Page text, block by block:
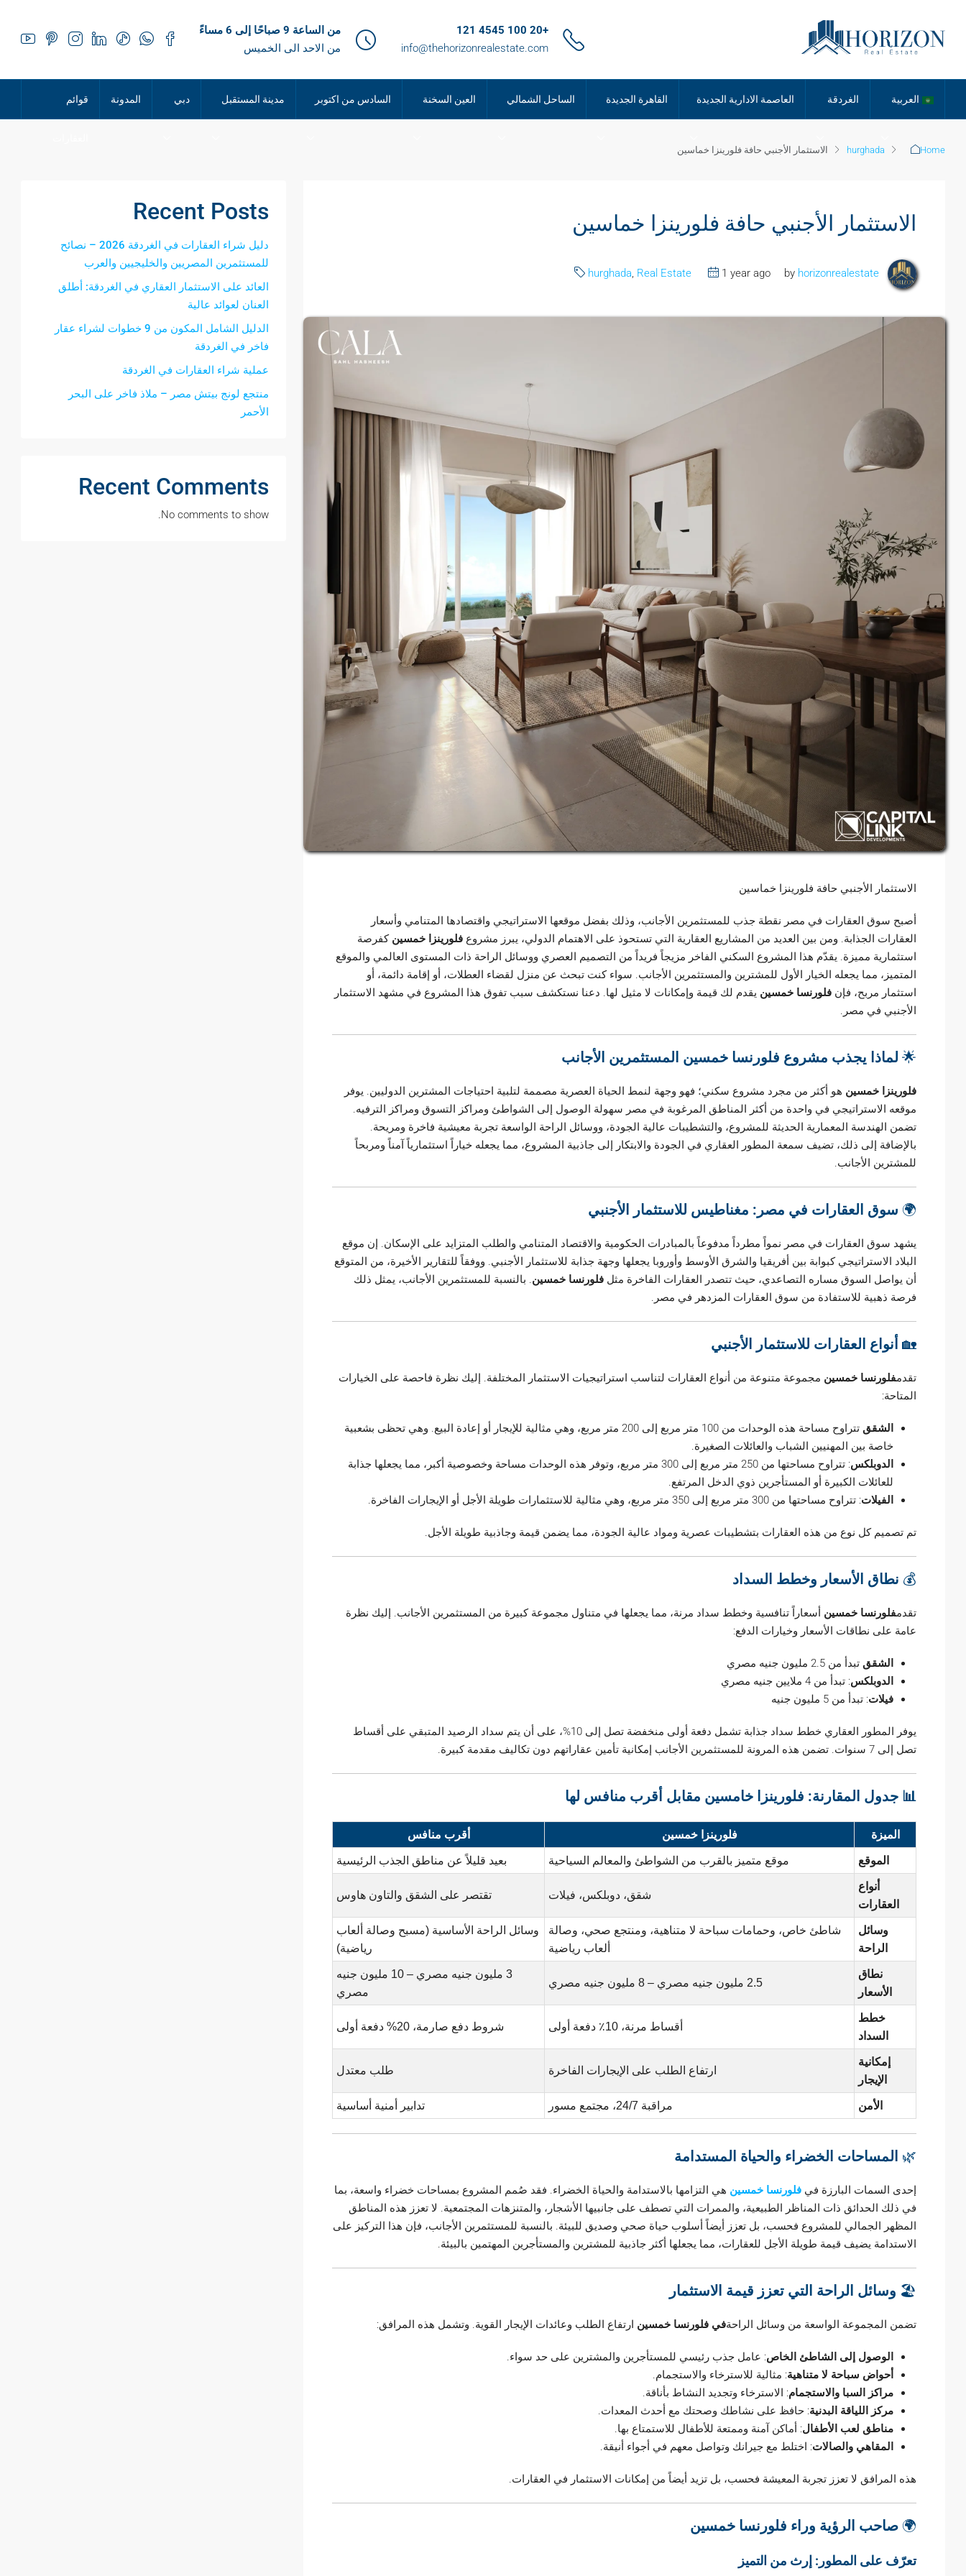
+20 100 4545 121
info@thehorizonrealestate.com
من الساعة 9 صباحًا إلى 6 مساءً
من الاحد الى الخميس
العربية الغردقة العاصمة الادارية الجديدة القاهرة الجديدة الساحل الشمالي العين السخنة السادس من اكتوبر مدينة المستقبل دبي المدونة قوائم
Home
hurghada الاستثمار الأجنبي حافة فلورينزا خماسين
الاستثمار الأجنبي حافة فلورينزا خماسين
horizonrealestate
1 year ago
hurghada, Real Estate
الاستثمار الأجنبي حافة فلورينزا خماسين
أصبح سوق العقارات في مصر نقطة جذب للمستثمرين الأجانب، وذلك بفضل موقعها الاستراتيجي واقتصادها المتنامي وأسعار
العقارات الجذابة. ومن بين العديد من المشاريع العقارية التي تستحوذ على الاهتمام الدولي، يبرز مشروع فلورينزا خمسين كفرصة
استثمارية مميزة. يقدّم هذا المشروع السكني الفاخر مزيجاً فريداً من التصميم العصري ووسائل الراحة ذات المستوى العالمي والموقع
المتميز، مما يجعله الخيار الأول للمشترين والمستثمرين الأجانب. سواء كنت تبحث عن منزل لقضاء العطلات، أو إقامة دائمة، أو
استثمار مربح، فإن فلورنسا خمسين يقدم لك قيمة وإمكانات لا مثيل لها. دعنا نستكشف سبب تفوق هذا المشروع في مشهد الاستثمار
الأجنبي في مصر.
🌟 لماذا يجذب مشروع فلورنسا خمسين المستثمرين الأجانب
فلورينزا خمسين هو أكثر من مجرد مشروع سكني؛ فهو وجهة لنمط الحياة العصرية مصممة لتلبية احتياجات المشترين الدوليين. يوفر
موقعه الاستراتيجي في واحدة من أكثر المناطق المرغوبة في مصر سهولة الوصول إلى الشواطئ ومراكز التسوق ومراكز الترفيه.
تضمن الهندسة المعمارية الحديثة للمشروع، والتشطيبات عالية الجودة، ووسائل الراحة الواسعة تجربة معيشية فاخرة ومريحة.
بالإضافة إلى ذلك، تضيف سمعة المطور العقاري في الجودة والابتكار إلى جاذبية المشروع، مما يجعله خياراً استثمارياً آمناً ومربحاً
للمشترين الأجانب.
🌍 سوق العقارات في مصر: مغناطيس للاستثمار الأجنبي
يشهد سوق العقارات في مصر نمواً مطرداً مدفوعاً بالمبادرات الحكومية والاقتصاد المتنامي والطلب المتزايد على الإسكان. إن موقع
البلاد الاستراتيجي كبوابة بين أفريقيا والشرق الأوسط وأوروبا يجعلها وجهة جذابة للاستثمار الأجنبي. ووفقاً للتقارير الأخيرة، من المتوقع
أن يواصل السوق مساره التصاعدي، حيث تتصدر العقارات الفاخرة مثل فلورنسا خمسين. بالنسبة للمستثمرين الأجانب، يمثل ذلك
فرصة ذهبية للاستفادة من سوق العقارات المزدهر في مصر.
🏡 أنواع العقارات للاستثمار الأجنبي
تقدمفلورنسا خمسين مجموعة متنوعة من أنواع العقارات لتناسب استراتيجيات الاستثمار المختلفة. إليك نظرة فاحصة على الخيارات
المتاحة:
الشقق
تتراوح مساحة هذه الوحدات من 100 متر مربع إلى 200 متر مربع، وهي مثالية للإيجار أو إعادة البيع. وهي تحظى بشعبية
خاصة بين المهنيين الشباب والعائلات الصغيرة.
الدوبلكس
: تتراوح مساحتها من 250 متر مربع إلى 300 متر مربع، وتوفر هذه الوحدات مساحة وخصوصية أكبر، مما يجعلها جذابة
للعائلات الكبيرة أو المستأجرين ذوي الدخل المرتفع.
الفيلات: تتراوح مساحتها من 300 متر مربع إلى 350 متر مربع، وهي مثالية للاستثمارات طويلة الأجل أو الإيجارات الفاخرة.
تم تصميم كل نوع من هذه العقارات بتشطيبات عصرية ومواد عالية الجودة، مما يضمن قيمة وجاذبية طويلة الأجل.
💰 نطاق الأسعار وخطط السداد
تقدمفلورنسا خمسين أسعاراً تنافسية وخطط سداد مرنة، مما يجعلها في متناول مجموعة كبيرة من المستثمرين الأجانب. إليك نظرة
عامة على نطاقات الأسعار وخيارات الدفع:
الشقق تبدأ من 2.5 مليون جنيه مصري
الدوبلكس: تبدأ من 4 ملايين جنيه مصري
فيلات: تبدأ من 5 مليون جنيه
يوفر المطور العقاري خطط سداد جذابة تشمل دفعة أولى منخفضة تصل إلى 10%، على أن يتم سداد الرصيد المتبقي على أقساط
تصل إلى 7 سنوات. تضمن هذه المرونة للمستثمرين الأجانب إمكانية تأمين عقاراتهم دون تكاليف مقدمة كبيرة.
📊 جدول المقارنة: فلورينزا خامسين مقابل أقرب منافس لها
الميزة فلورينزا خمسين أقرب منافس
الموقع موقع متميز بالقرب من الشواطئ والمعالم السياحية بعيد قليلاً عن مناطق الجذب الرئيسية
أنواع
العقارات
شقق، دوبلكس، فيلات تقتصر على الشقق والتاون هاوس
وسائل
الراحة
شاطئ خاص، وحمامات سباحة لا متناهية، ومنتجع صحي، وصالة
ألعاب رياضية
وسائل الراحة الأساسية (مسبح وصالة ألعاب
رياضية)
نطاق
الأسعار
2.5 مليون جنيه مصري – 8 مليون جنيه مصري
3 مليون جنيه مصري – 10 مليون جنيه
مصري
خطط
السداد
أقساط مرنة، 10٪ دفعة أولى شروط دفع صارمة، 20% دفعة أولى
إمكانية
الإيجار
ارتفاع الطلب على الإيجارات الفاخرة طلب معتدل
الأمن مراقبة 24/7، مجتمع مسور تدابير أمنية أساسية
🌿 المساحات الخضراء والحياة المستدامة
إحدى السمات البارزة في فلورنسا خمسين هي التزامها بالاستدامة والحياة الخضراء. فقد صُمم المشروع بمساحات خضراء واسعة، بما
في ذلك الحدائق ذات المناظر الطبيعية، والممرات التي تصطف على جانبيها الأشجار، والمتنزهات المجتمعية. لا تعزز هذه المناطق
المظهر الجمالي للمشروع فحسب، بل تعزز أيضاً أسلوب حياة صحي وصديق للبيئة. بالنسبة للمستثمرين الأجانب، فإن هذا التركيز على
الاستدامة يضيف قيمة طويلة الأجل للعقارات، مما يجعلها أكثر جاذبية للمشترين والمستأجرين المهتمين بالبيئة.
🏖 وسائل الراحة التي تعزز قيمة الاستثمار
تضمن المجموعة الواسعة من وسائل الراحةفي فلورنسا خمسين ارتفاع الطلب وعائدات الإيجار القوية. وتشمل هذه المرافق:
الوصول إلى الشاطئ الخاص: عامل جذب رئيسي للمستأجرين والمشترين على حد سواء.
أحواض سباحة لا متناهية: مثالية للاسترخاء والاستجمام.
مراكز السبا والاستجمام: الاسترخاء وتجديد النشاط بأناقة.
مركز اللياقة البدنية: حافظ على نشاطك وصحتك مع أحدث المعدات.
مناطق لعب الأطفال: أماكن آمنة وممتعة للأطفال للاستمتاع بها.
المقاهي والصالات: اختلط مع جيرانك وتواصل معهم في أجواء أنيقة.
هذه المرافق لا تعزز تجربة المعيشة فحسب، بل تزيد أيضاً من إمكانات الاستثمار في العقارات.
🌍 صاحب الرؤية وراء فلورنسا خمسين
تعرّف على المطور: إرث من التميز
Recent Posts
دليل شراء العقارات في الغردقة 2026 – نصائح
للمستثمرين المصريين والخليجيين والعرب
العائد على الاستثمار العقاري في الغردقة: أطلق
العنان لعوائد عالية
الدليل الشامل المكون من 9 خطوات لشراء عقار
فاخر في الغردقة
عملية شراء العقارات في الغردقة
منتجع لونج بيتش مصر – ملاذ فاخر على البحر
الأحمر
Recent Comments
No comments to show.